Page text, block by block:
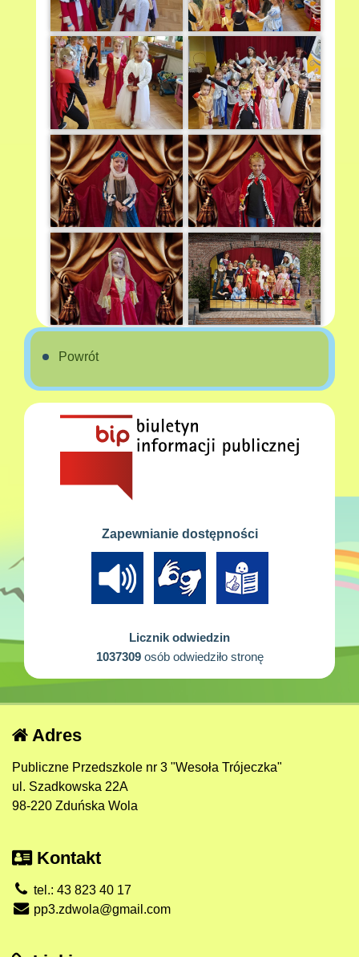
Powrót
Zapewnianie dostępności
Licznik odwiedzin
1037309osób odwiedziło stronę
Adres
Publiczne Przedszkole nr 3 "Wesoła Trójeczka"
ul. Szadkowska 22A
98-220 Zduńska Wola
Kontakt
tel.: 43 823 40 17
pp3.zdwola@gmail.com